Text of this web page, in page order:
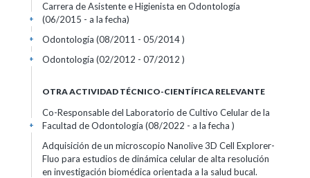
Carrera de Asistente e Higienista en Odontología
(06/2015 - a la fecha)
+
Odontología (08/2011 - 05/2014 )
+
Odontología (02/2012 - 07/2012 )
+
OTRA ACTIVIDAD TÉCNICO-CIENTÍFICA RELEVANTE
Co-Responsable del Laboratorio de Cultivo Celular de la
Facultad de Odontología (08/2022 - a la fecha )
+
Adquisición de un microscopio Nanolive 3D Cell Explorer-
Fluo para estudios de dinámica celular de alta resolución
en investigación biomédica orientada a la salud bucal.